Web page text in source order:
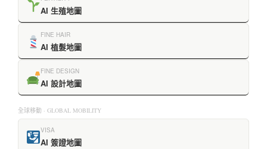
AI 生殖地圖
FINE HAIR
AI 植髮地圖
FINE DESIGN
AI 設計地圖
全球移動 · GLOBAL MOBILITY
VISA
AI 簽證地圖